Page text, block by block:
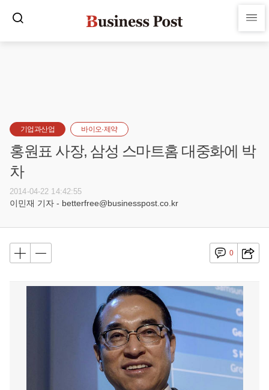
기업과산업 바이오·제약
홍원표 사장, 삼성 스마트홈 대중화에 박
차
2014-04-22 14:42:55
이민재 기자 - betterfree@businesspost.co.kr
0